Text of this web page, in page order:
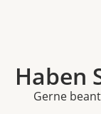
Haben
Gerne